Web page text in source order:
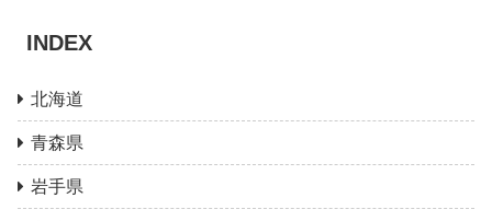
INDEX
北海道
青森県
岩手県